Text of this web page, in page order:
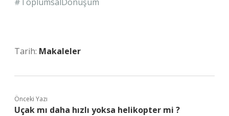
Tarih: Makaleler
Önceki Yazı
Uçak mı daha hızlı yoksa helikopter mi ?